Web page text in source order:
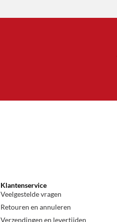
Klantenservice
Veelgestelde vragen
Retouren en annuleren
Verzendingen en levertijden